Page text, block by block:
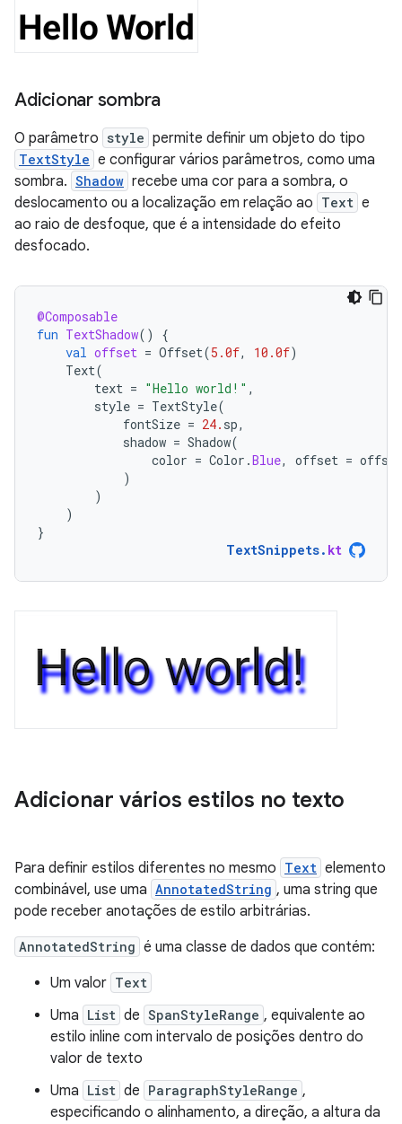
Adicionar sombra
O parâmetro style permite definir um objeto do tipo
TextStyle e configurar vários parâmetros, como uma
sombra. Shadow recebe uma cor para a sombra, o
deslocamento ou a localização em relação ao Text e
ao raio de desfoque, que é a intensidade do efeito
desfocado.
@Composable
fun TextShadow()
{
val offset = Offset(5.0f, 10.0f)
Text(
text = "Hello world!" ,
style = TextStyle(
fontSize = 24. sp,
shadow = Shadow(
color = Color .Blue, offset = offset
)
)
)
}
TextSnippets. kt
Adicionar vários estilos no texto
Para definir estilos diferentes no mesmo Text elemento
combinável, use uma AnnotatedString , uma string que
pode receber anotações de estilo arbitrárias.
AnnotatedString é uma classe de dados que contém:
Um valor Text
Uma List de SpanStyleRange , equivalente ao
estilo inline com intervalo de posições dentro do
valor de texto
Uma List de ParagraphStyleRange ,
especificando o alinhamento, a direção, a altura da